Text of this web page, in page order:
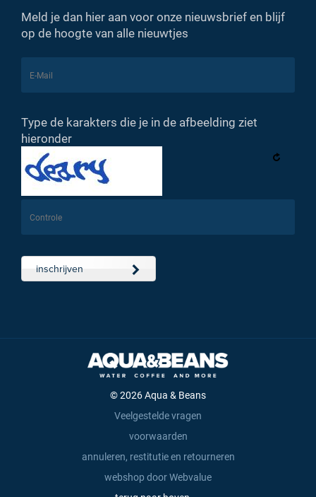
Meld je dan hier aan voor onze nieuwsbrief en blijf
op de hoogte van alle nieuwtjes
Type de karakters die je in de afbeelding ziet
hieronder
inschrijven
© 2026 Aqua & Beans
Veelgestelde vragen
voorwaarden
annuleren, restitutie en retourneren
webshop door Webvalue